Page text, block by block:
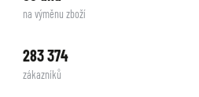
na výměnu zboží
283 374
zákazníků